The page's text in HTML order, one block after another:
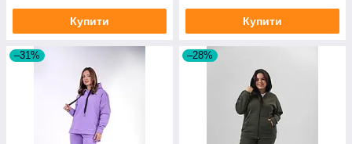
Купити Купити
–31% –28%